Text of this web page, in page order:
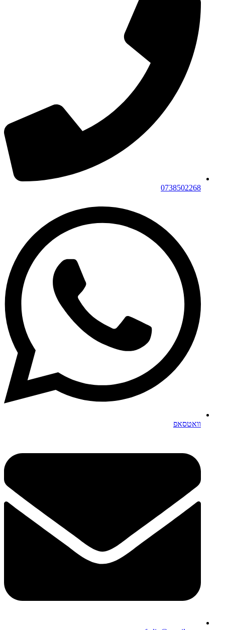
0738502268
וואטסאפ